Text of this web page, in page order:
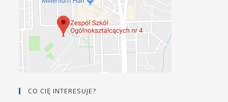
CO CIĘ INTERESUJE?